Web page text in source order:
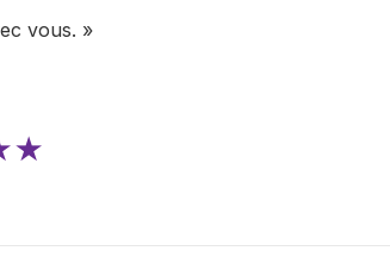
vous. »